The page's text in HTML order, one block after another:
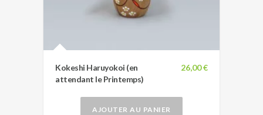
26,00 €
Kokeshi Haruyokoi (en
attendant le Printemps)
AJOUTER AU PANIER